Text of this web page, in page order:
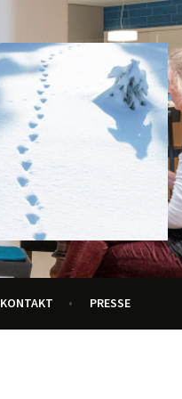
KONTAKT PRESSE